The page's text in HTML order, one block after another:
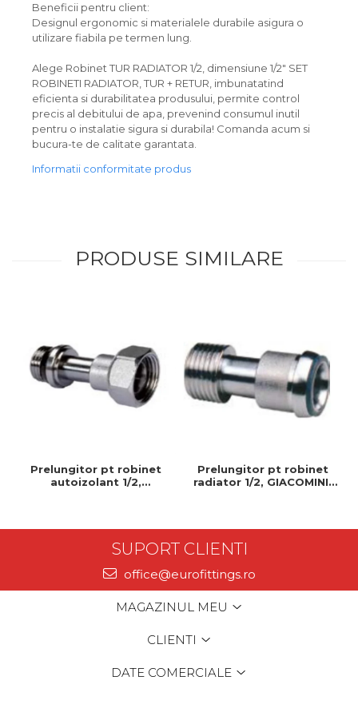
Beneficii pentru client:
Designul ergonomic si materialele durabile asigura o
utilizare fiabila pe termen lung.
Alege Robinet TUR RADIATOR 1/2, dimensiune 1/2" SET
ROBINETI RADIATOR, TUR + RETUR, imbunatatind
eficienta si durabilitatea produsului, permite control
precis al debitului de apa, prevenind consumul inutil
pentru o instalatie sigura si durabila! Comanda acum si
bucura-te de calitate garantata.
Informatii conformitate produs
PRODUSE SIMILARE
Prelungitor pt robinet
autoizolant 1/2,
Prelungitor pt robinet
radiator 1/2, GIACOMINI,
SUPORT CLIENTI
office@eurofittings.ro
MAGAZINUL MEU
CLIENTI
DATE COMERCIALE